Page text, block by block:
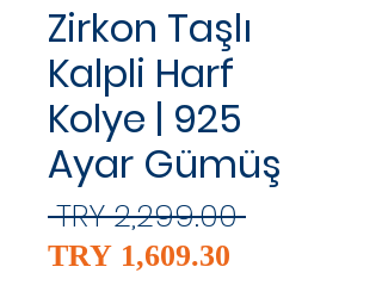
Zirkon Taşlı
Kalpli Harf
Kolye | 925
Ayar Gümüş
TRY 2,299.00 Regular
TRY 1,609.30